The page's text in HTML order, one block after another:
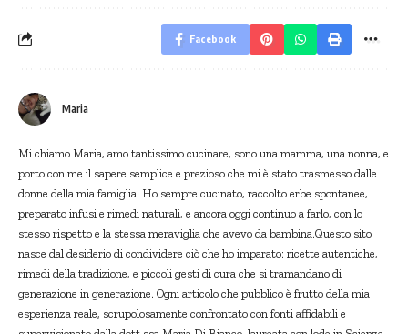
Facebook
Maria
Mi chiamo Maria, amo tantissimo cucinare, sono una mamma, una nonna, e
porto con me il sapere semplice e prezioso che mi è stato trasmesso dalle
donne della mia famiglia. Ho sempre cucinato, raccolto erbe spontanee,
preparato infusi e rimedi naturali, e ancora oggi continuo a farlo, con lo
stesso rispetto e la stessa meraviglia che avevo da bambina.Questo sito
nasce dal desiderio di condividere ciò che ho imparato: ricette autentiche,
rimedi della tradizione, e piccoli gesti di cura che si tramandano di
generazione in generazione. Ogni articolo che pubblico è frutto della mia
esperienza reale, scrupolosamente confrontato con fonti affidabili e